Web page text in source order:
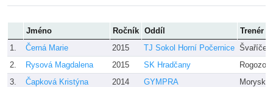
Jméno Ročník Oddíl
Trenér
1.
Černá Marie 2015 TJ Sokol Horní Počernice Švaříček
2.
Rysová Magdalena 2015 SK Hradčany
3.
Čapková Kristýna 2014 GYMPRA